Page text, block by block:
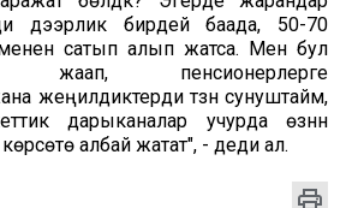
дээрлик бирдей баада, 50-70
сатып алып жатса. Мен бул
жаап, пенсионерлерге
жеңилдиктерди түзүүнү сунуштайм,
дарыканалар учурда өзүнүн
албай жатат", - деди ал.